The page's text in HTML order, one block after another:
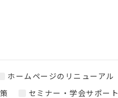
ホームページのリニューアル
セミナー・学会サポート